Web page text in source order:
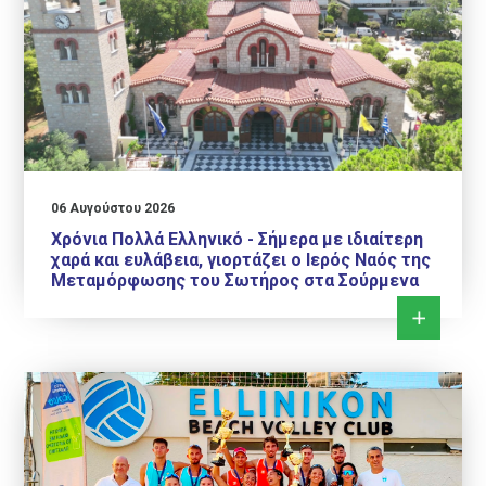
06 Αυγούστου 2026
Χρόνια Πολλά Ελληνικό - Σήμερα με ιδιαίτερη
χαρά και ευλάβεια, γιορτάζει ο Ιερός Ναός της
Μεταμόρφωσης του Σωτήρος στα Σούρμενα